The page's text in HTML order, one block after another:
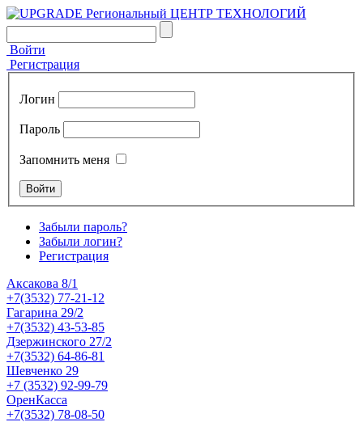
Войти
Регистрация
Логин
Пароль
Запомнить меня
Забыли пароль?
Забыли логин?
Регистрация
Аксакова 8/1
+7(3532) 77-21-12
Гагарина 29/2
+7(3532) 43-53-85
Дзержинского 27/2
+7(3532) 64-86-81
Шевченко 29
+7 (3532) 92-99-79
ОренКасса
+7(3532) 78-08-50